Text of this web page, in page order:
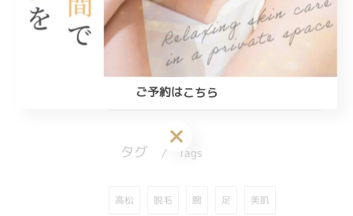
2025/10/17
お知らせ
タグ Tags
高松 脱毛 腕 足 美肌
ご予約はこちら
ご予約はこちら